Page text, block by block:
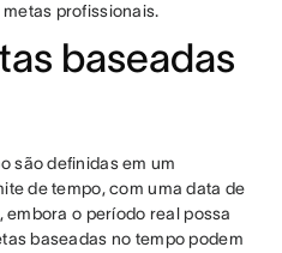
profissionais.
baseadas
são definidas em um
de tempo, com uma data de
embora o período real possa
baseadas no tempo podem